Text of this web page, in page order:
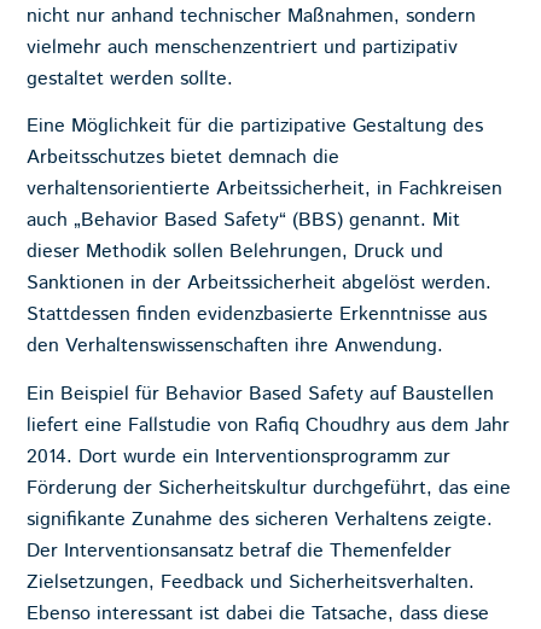
nicht nur anhand technischer Maßnahmen, sondern
vielmehr auch menschenzentriert und partizipativ
gestaltet werden sollte.
Eine Möglichkeit für die partizipative Gestaltung des
Arbeitsschutzes bietet demnach die
verhaltensorientierte Arbeitssicherheit, in Fachkreisen
auch „Behavior Based Safety“ (BBS) genannt. Mit
dieser Methodik sollen Belehrungen, Druck und
Sanktionen in der Arbeitssicherheit abgelöst werden.
Stattdessen finden evidenzbasierte Erkenntnisse aus
den Verhaltenswissenschaften ihre Anwendung.
Ein Beispiel für Behavior Based Safety auf Baustellen
liefert eine Fallstudie von Rafiq Choudhry aus dem Jahr
2014. Dort wurde ein Interventionsprogramm zur
Förderung der Sicherheitskultur durchgeführt, das eine
signifikante Zunahme des sicheren Verhaltens zeigte.
Der Interventionsansatz betraf die Themenfelder
Zielsetzungen, Feedback und Sicherheitsverhalten.
Ebenso interessant ist dabei die Tatsache, dass diese